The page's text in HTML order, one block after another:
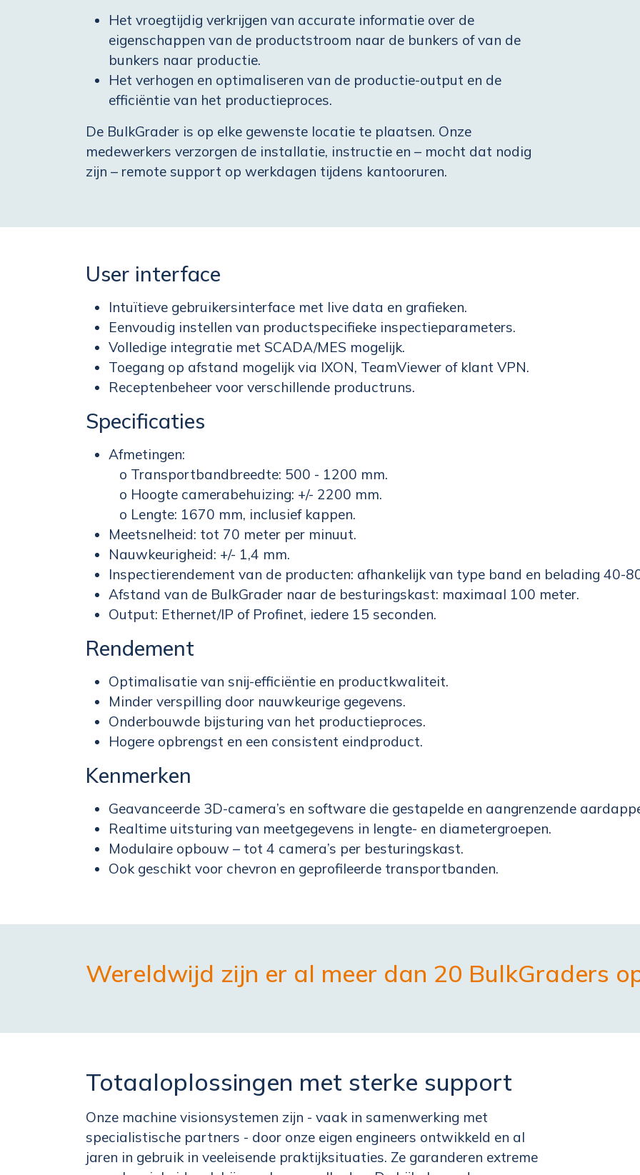
Het vroegtijdig verkrijgen van accurate informatie over de
eigenschappen van de productstroom naar de bunkers of van de
bunkers naar productie.
Het verhogen en optimaliseren van de productie-output en de
efficiëntie van het productieproces.
De BulkGrader is op elke gewenste locatie te plaatsen. Onze
medewerkers verzorgen de installatie, instructie en – mocht dat nodig
zijn – remote support op werkdagen tijdens kantooruren.
User interface
Intuïtieve gebruikersinterface met live data en grafieken.
Eenvoudig instellen van productspecifieke inspectieparameters.
Volledige integratie met SCADA/MES mogelijk.
Toegang op afstand mogelijk via IXON, TeamViewer of klant VPN.
Receptenbeheer voor verschillende productruns.
Specificaties
Afmetingen:
o Transportbandbreedte: 500 - 1200 mm.
o Hoogte camerabehuizing: +/- 2200 mm.
o Lengte: 1670 mm, inclusief kappen.
Meetsnelheid: tot 70 meter per minuut.
Nauwkeurigheid: +/- 1,4 mm.
Inspectierendement van de producten: afhankelijk van type band en belading 40-
Afstand van de BulkGrader naar de besturingskast: maximaal 100 meter.
Output: Ethernet/IP of Profinet, iedere 15 seconden.
Rendement
Optimalisatie van snij-efficiëntie en productkwaliteit.
Minder verspilling door nauwkeurige gegevens.
Onderbouwde bijsturing van het productieproces.
Hogere opbrengst en een consistent eindproduct.
Kenmerken
Geavanceerde 3D-camera’s en software die gestapelde en aangrenzende
Realtime uitsturing van meetgegevens in lengte- en diametergroepen.
Modulaire opbouw – tot 4 camera’s per besturingskast.
Ook geschikt voor chevron en geprofileerde transportbanden.
Wereldwijd zijn er al meer dan 20 BulkGraders
Totaaloplossingen met sterke support
Onze machine visionsystemen zijn - vaak in samenwerking met
specialistische partners - door onze eigen engineers ontwikkeld en al
jaren in gebruik in veeleisende praktijksituaties. Ze garanderen extreme